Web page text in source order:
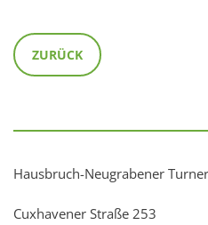
ZURÜCK
Hausbruch-Neugrabener
Cuxhavener Straße 253